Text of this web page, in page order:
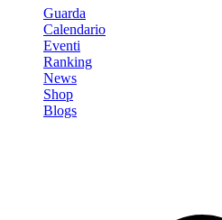
Guarda
Calendario
Eventi
Ranking
News
Shop
Blogs